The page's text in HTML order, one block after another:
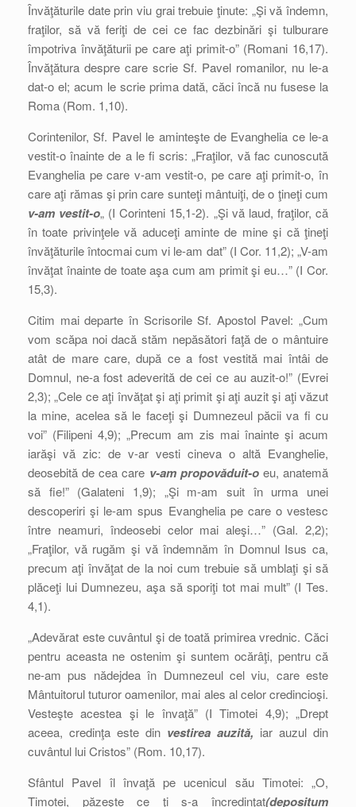
Învăţăturile date prin viu grai trebuie ţinute: „Şi vă îndemn,
fraţilor, să vă feriţi de cei ce fac dezbinări şi tulburare
împotriva învăţăturii pe care aţi primit-o” (Romani 16,17).
Învăţătura despre care scrie Sf. Pavel romanilor, nu le-a
dat-o el; acum le scrie prima dată, căci încă nu fusese la
Roma (Rom. 1,10).
Corintenilor, Sf. Pavel le aminteşte de Evanghelia ce le-a
vestit-o înainte de a le fi scris: „Fraţilor, vă fac cunoscută
Evanghelia pe care v-am vestit-o, pe care aţi primit-o, în
care aţi rămas şi prin care sunteţi mântuiţi, de o ţineţi cum
v-am vestit-o„ (I Corinteni 15,1-2). „Şi vă laud, fraţilor, că
în toate privinţele vă aduceţi aminte de mine şi că ţineţi
învăţăturile întocmai cum vi le-am dat” (I Cor. 11,2); „V-am
învăţat înainte de toate aşa cum am primit şi eu…” (I Cor.
15,3).
Citim mai departe în Scrisorile Sf. Apostol Pavel: „Cum
vom scăpa noi dacă stăm nepăsători faţă de o mântuire
atât de mare care, după ce a fost vestită mai întâi de
Domnul, ne-a fost adeverită de cei ce au auzit-o!” (Evrei
2,3); „Cele ce aţi învăţat şi aţi primit şi aţi auzit şi aţi văzut
la mine, acelea să le faceţi şi Dumnezeul păcii va fi cu
voi” (Filipeni 4,9); „Precum am zis mai înainte şi acum
iarăşi vă zic: de v-ar vesti cineva o altă Evanghelie,
deosebită de cea care v-am propovăduit-o eu, anatemă
să fie!” (Galateni 1,9); „Şi m-am suit în urma unei
descoperiri şi le-am spus Evanghelia pe care o vestesc
între neamuri, îndeosebi celor mai aleşi…” (Gal. 2,2);
„Fraţilor, vă rugăm şi vă îndemnăm în Domnul Isus ca,
precum aţi învăţat de la noi cum trebuie să umblaţi şi să
plăceţi lui Dumnezeu, aşa să sporiţi tot mai mult” (I Tes.
4,1).
„Adevărat este cuvântul şi de toată primirea vrednic. Căci
pentru aceasta ne ostenim şi suntem ocărâţi, pentru că
ne-am pus nădejdea în Dumnezeul cel viu, care este
Mântuitorul tuturor oamenilor, mai ales al celor credincioşi.
Vesteşte acestea şi le învaţă” (I Timotei 4,9); „Drept
aceea, credinţa este din vestirea auzită, iar auzul din
cuvântul lui Cristos” (Rom. 10,17).
Sfântul Pavel îl învaţă pe ucenicul său Timotei: „O,
Timotei, păzeşte ce ţi s-a încredinţat(depositum